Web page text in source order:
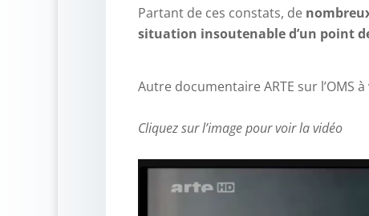
Partant de ces constats, de
situation insoutenable d’un point
Autre documentaire ARTE sur l’OMS
Cliquez sur l’image pour voir la vidéo